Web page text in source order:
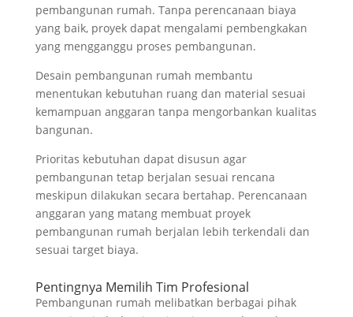
pembangunan rumah. Tanpa perencanaan biaya
yang baik, proyek dapat mengalami pembengkakan
yang mengganggu proses pembangunan.
Desain pembangunan rumah membantu
menentukan kebutuhan ruang dan material sesuai
kemampuan anggaran tanpa mengorbankan kualitas
bangunan.
Prioritas kebutuhan dapat disusun agar
pembangunan tetap berjalan sesuai rencana
meskipun dilakukan secara bertahap. Perencanaan
anggaran yang matang membuat proyek
pembangunan rumah berjalan lebih terkendali dan
sesuai target biaya.
Pentingnya Memilih Tim Profesional
Pembangunan rumah melibatkan berbagai pihak